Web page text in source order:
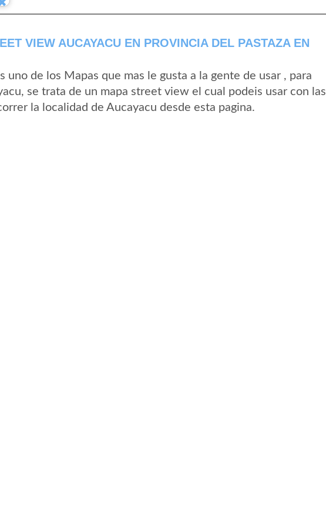
VIEW AUCAYACU EN PROVINCIA DEL PASTAZA EN
uno de los Mapas que mas le gusta a la gente de usar , para
se trata de un mapa street view el cual podeis usar con las
la localidad de Aucayacu desde esta pagina.